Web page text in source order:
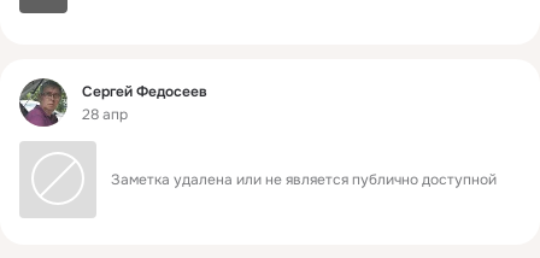
Фид
Сергей Федосеев
28 апр
Заметка удалена или не является публично доступной